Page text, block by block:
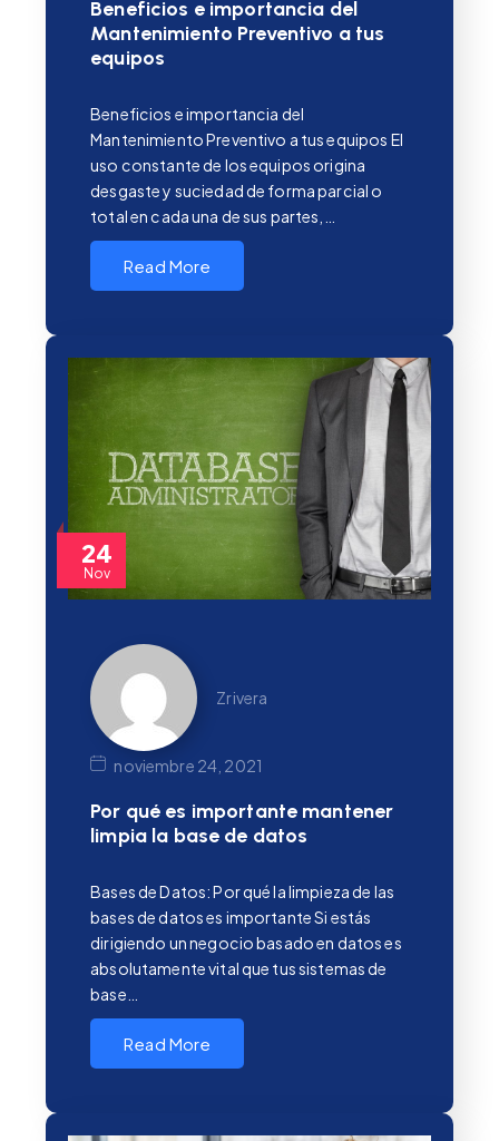
Beneficios e importancia del
Mantenimiento Preventivo a tus
equipos
Beneficios e importancia del
Mantenimiento Preventivo a tus equipos El
uso constante de los equipos origina
desgaste y suciedad de forma parcial o
total en cada una de sus partes,…
Read More
24
Nov
Zrivera
noviembre 24, 2021
Por qué es importante mantener
limpia la base de datos
Bases de Datos: Por qué la limpieza de las
bases de datos es importante Si estás
dirigiendo un negocio basado en datos es
absolutamente vital que tus sistemas de
base…
Read More